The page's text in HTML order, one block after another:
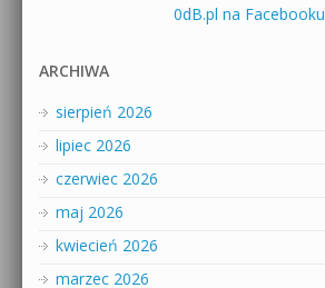
0dB.pl na Facebooku
ARCHIWA
sierpień 2026
lipiec 2026
czerwiec 2026
maj 2026
kwiecień 2026
marzec 2026